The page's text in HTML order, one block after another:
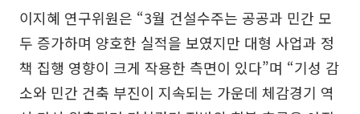
이지혜 연구위원은 “3월 건설수주는 공공과 민간 모
두 증가하며 양호한 실적을 보였지만 대형 사업과 정
책 집행 영향이 크게 작용한 측면이 있다”며 “기성 감
소와 민간 건축 부진이 지속되는 가운데 체감경기 역